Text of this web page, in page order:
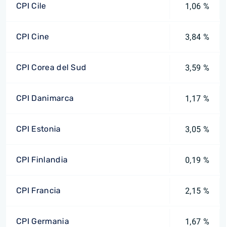
CPI Cile 1,06 %
CPI Cine 3,84 %
CPI Corea del Sud 3,59 %
CPI Danimarca 1,17 %
CPI Estonia 3,05 %
CPI Finlandia 0,19 %
CPI Francia 2,15 %
CPI Germania 1,67 %